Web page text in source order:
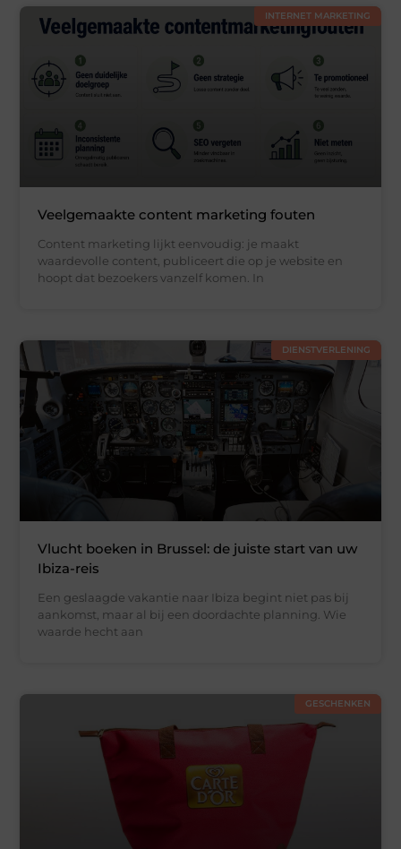
INTERNET MARKETING
Veelgemaakte content marketing fouten
Content marketing lijkt eenvoudig: je maakt
waardevolle content, publiceert die op je website en
hoopt dat bezoekers vanzelf komen. In
DIENSTVERLENING
Vlucht boeken in Brussel: de juiste start van uw
Ibiza-reis
Een geslaagde vakantie naar Ibiza begint niet pas bij
aankomst, maar al bij een doordachte planning. Wie
waarde hecht aan
GESCHENKEN